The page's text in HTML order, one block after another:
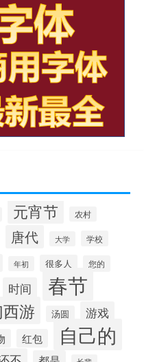
元宵节 农村
唐代 大学 学校
年初 很多人 您的
时间 春节
游 汤圆 游戏
红包 自己的